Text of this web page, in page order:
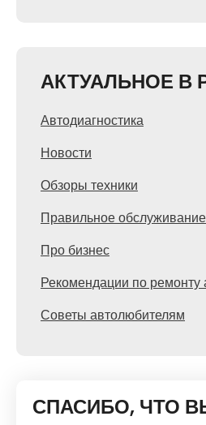
АКТУАЛЬНОЕ В
Автодиагностика
Новости
Обзоры техники
Правильное
Про бизнес
Рекомендации по ремонту
Советы автолюбителям
СПАСИБО, ЧТО